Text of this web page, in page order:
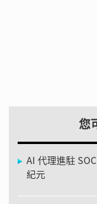
您
AI 代理進駐
紀元